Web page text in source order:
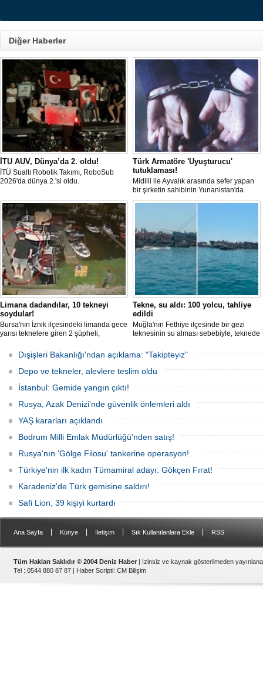
Diğer Haberler
İTU AUV, Dünya’da 2. oldu!
İTÜ Sualtı Robotik Takımı, RoboSub
2026'da dünya 2.'si oldu.
Türk Armatöre 'Uyuşturucu'
tutuklaması!
Midilli ile Ayvalık arasında sefer yapan
bir şirketin sahibinin Yunanistan'da
tutuklandığı bildirildi.
Limana dadandılar, 10 tekneyi
soydular!
Bursa'nın İznik ilçesindeki limanda gece
yarısı teknelere giren 2 şüpheli,
çaldı. Olay, güvenlik kameralarına
yansıdı, tekne sahiplerinin ihbarıyla
jandarma inceleme başlattı.
Tekne, su aldı: 100 yolcu, tahliye
edildi
Muğla'nın Fethiye ilçesinde bir gezi
teknesinin su alması sebebiyle, teknede
teknenin batmaması için bölgede
kurtarma çalışması başlatıldı.
Dışişleri Bakanlığı'ndan açıklama: "Takipteyiz"
Depo ve tekneler, alevlere teslim oldu
İstanbul: Gemide yangın çıktı!
Rusya, Azak Denizi'nde güvenlik önlemleri aldı
YAŞ kararları açıklandı
Bodrum Milli Emlak Müdürlüğü’nden satış!
Rusya'nın 'Gölge Filosu' tankerine operasyon!
Türkiye'nin ilk kadın Tümamiral adayı: Gökçen Fırat!
Karadeniz'de Türk gemisine saldırı!
Safi Lion, 39 kişiyi kurtardı
Ana Sayfa Künye İletişim Sık Kullanılanlara Ekle RSS
Tüm Hakları Saklıdır © 2004 Deniz Haber | İzinsiz ve kaynak gösterilmeden
Tel : 0544 880 87 87 | Haber Scripti: CM Bilişim